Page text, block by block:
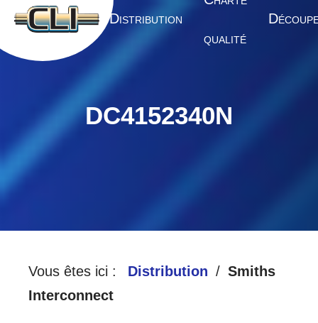
A CCUEIL DISTRIBUTION
QUALITÉ
D
DC4152340N
Vous êtes ici : Distribution
Smiths
Interconnect